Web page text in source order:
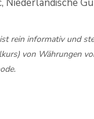
rein informativ und
von Währungen